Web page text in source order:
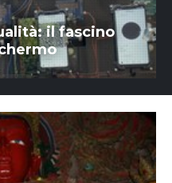
il fascino